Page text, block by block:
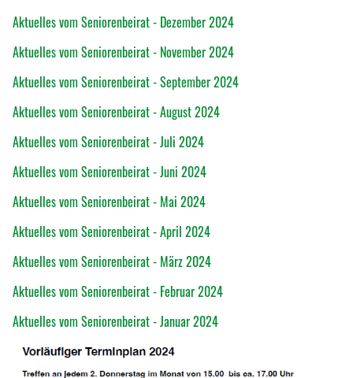
Aktuelles vom Seniorenbeirat - Dezember 2024
Aktuelles vom Seniorenbeirat - November 2024
Aktuelles vom Seniorenbeirat - September 2024
Aktuelles vom Seniorenbeirat - August 2024
Aktuelles vom Seniorenbeirat - Juli 2024
Aktuelles vom Seniorenbeirat - Juni 2024
Aktuelles vom Seniorenbeirat - Mai 2024
Aktuelles vom Seniorenbeirat - April 2024
Aktuelles vom Seniorenbeirat - März 2024
Aktuelles vom Seniorenbeirat - Februar 2024
Aktuelles vom Seniorenbeirat - Januar 2024